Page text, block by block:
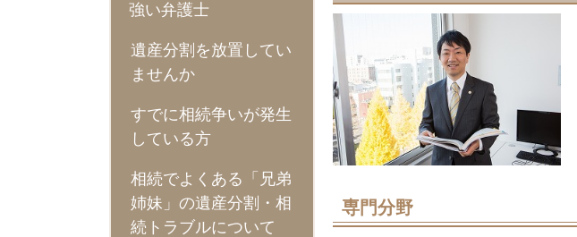
専門分野
強い弁護士
遺産分割を放置してい
ませんか
すでに相続争いが発生
している方
相続でよくある「兄弟
姉妹」の遺産分割・相
続トラブルについて